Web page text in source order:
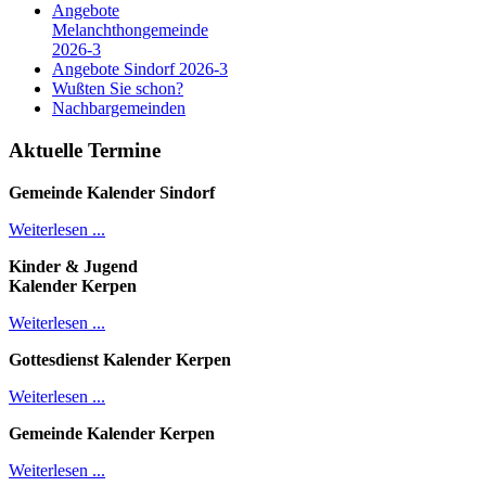
Angebote
Melanchthongemeinde
2026-3
Angebote Sindorf 2026-3
Wußten Sie schon?
Nachbargemeinden
Aktuelle Termine
Gemeinde Kalender Sindorf
Weiterlesen ...
Kinder & Jugend
Kalender Kerpen
Weiterlesen ...
Gottesdienst Kalender Kerpen
Weiterlesen ...
Gemeinde Kalender Kerpen
Weiterlesen ...